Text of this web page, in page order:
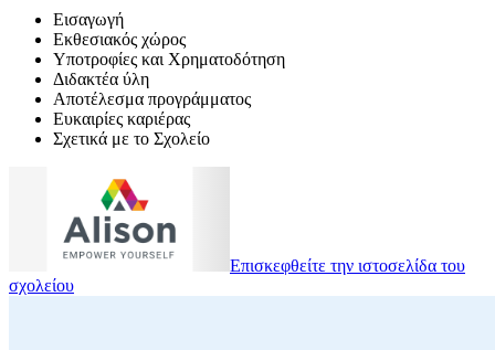
Εισαγωγή
Εκθεσιακός χώρος
Υποτροφίες και Χρηματοδότηση
Διδακτέα ύλη
Αποτέλεσμα προγράμματος
Ευκαιρίες καριέρας
Σχετικά με το Σχολείο
Επισκεφθείτε την ιστοσελίδα του
σχολείου